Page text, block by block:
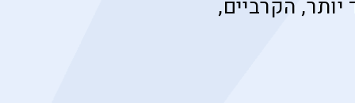
יותר, הקרביים,